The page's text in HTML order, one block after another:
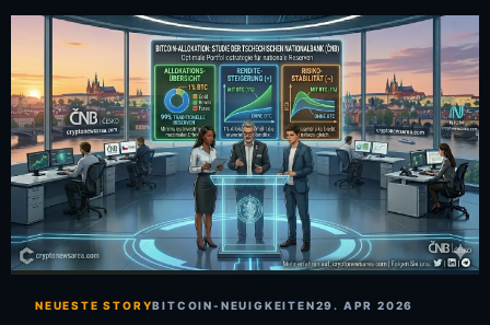
NEUESTE STORYBITCOIN-NEUIGKEITEN29. APR 2026